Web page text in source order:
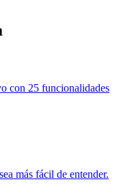
con 25 funcionalidades
más fácil de entender.